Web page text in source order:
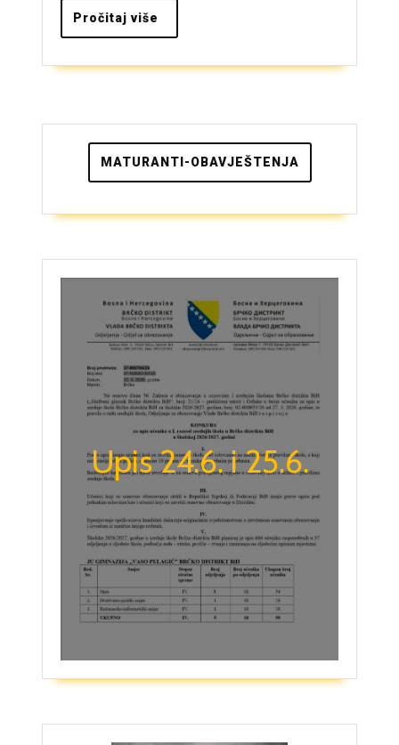
Pročitaj više
više
MATURANTI-OBAVJEŠTENJA
Upis 24.6. i 25.6.